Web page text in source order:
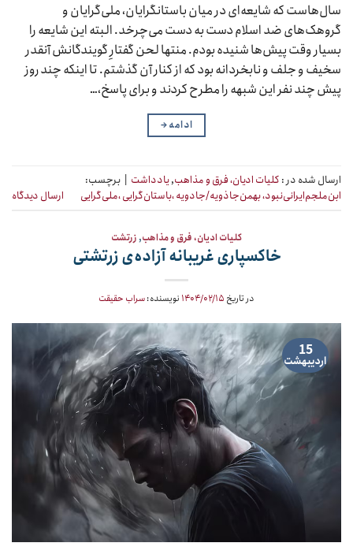
سال‌هاست که شایعه‌ای در میان باستانگرایان، ملی‌گرایان و
گروهک‌های ضد اسلام دست به دست می‌چرخد. البته این شایعه را
بسیار وقت پیش‌ها شنیده بودم. منتها لحن گفتارِ گویندگانش آنقدر
سخیف و جلف و نابخردانه بود که از کنار آن گذشتم. تا اینکه چند روز
پیش چند نفر این شبهه را مطرح کردند و برای پاسخ،…
ادامه→
ارسال شده در : کلیات ادیان، فرق و مذاهب,یادداشت | برچسب:
ابن‌ملجم‌ایرانی‌نبود، بهمن‌جاذویه/جادویه ،باستان‌گرایی ،ملی‌گرایی
ارسال دیدگاه
کلیات ادیان، فرق و مذاهب,زرتشت
خاکسپاری غریبانه آزاده‌ی زرتشتی
در تاریخ ۱۴۰۴/۰۲/۱۵ نویسنده:سراب حقیقت
15
اردیبهشت